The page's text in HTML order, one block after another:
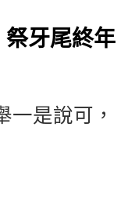
牙尾終年
一是說可，